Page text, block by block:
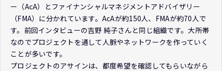
ー（AcA）とファイナンシャルマネジメントアドバイザリー
（FMA）に分かれています。AcAが約150人、FMAが約70人で
す。前回インタビューの吉野 純子さんと同じ組織です。大所帯
なのでプロジェクトを通して人脈やネットワークを作っていく
ことが多いです。
プロジェクトのアサインは、都度希望を確認してもらいながら